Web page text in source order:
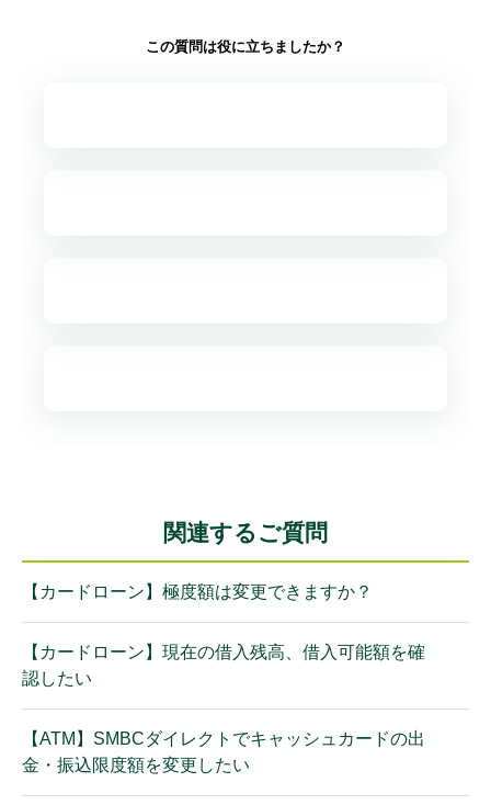
この質問は役に立ちましたか？
関連するご質問
【カードローン】極度額は変更できますか？
【カードローン】現在の借入残高、借入可能額を確
認したい
【ATM】SMBCダイレクトでキャッシュカードの出
金・振込限度額を変更したい